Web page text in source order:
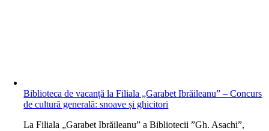
Biblioteca de vacanță la Filiala „Garabet Ibrăileanu” – Concurs
de cultură generală: snoave și ghicitori
La Filiala „Garabet Ibrăileanu” a Bibliotecii ”Gh. Asachi”,